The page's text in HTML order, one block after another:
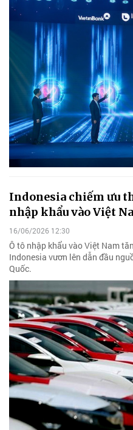
Indonesia chiếm ưu
nhập khẩu vào Việt
16/06/2026 12:30
Ô tô nhập khẩu vào Việt Nam
Indonesia vươn lên dẫn đầu
Quốc.